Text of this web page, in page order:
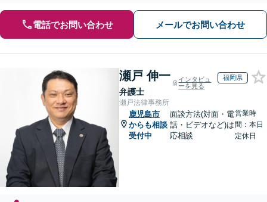
電話でお問い合わせ メールでお問い合わせ
瀬戸 伸一
弁護士
インタビュ
ーを見る
福岡県
瀬戸法律事務所
鹿児島市
からも相談
受付中
面談方法(対面・電
話・ビデオなど)は
応相談
営業時
間：本日
定休日